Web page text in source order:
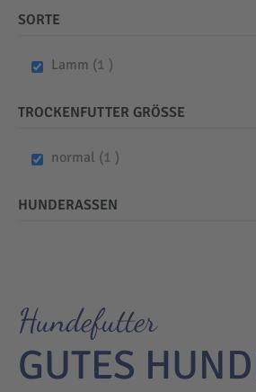
SORTE
Lamm 1 item
TROCKENFUTTER GRÖSSE
normal 1 item
HUNDERASSEN
Hundefutter
GUTES